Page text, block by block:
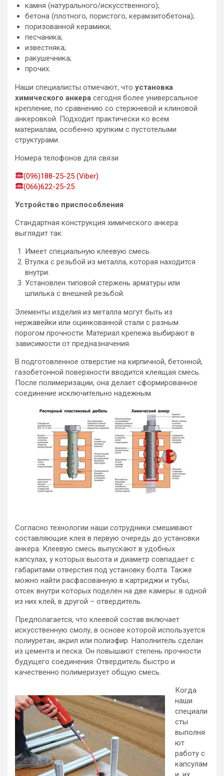
камня (натурального/искусственного);
бетона (плотного, пористого, керамзитобетона);
поризованной керамики;
песчаника;
известняка;
ракушечника;
прочих.
Наши специалисты отмечают, что установка
химического анкера сегодня более универсальное
крепление, по сравнению со стержневой и клиновой
анкеровкой. Подходит практически ко всем
материалам, особенно хрупким с пустотелыми
структурами.
Номера телофонов для связи
(096)188-25-25 (Viber)
(066)622-25-25
Устройство приспособления
Стандартная конструкция химического анкера
выглядит так:
Имеет специальную клеевую смесь.
Втулка с резьбой из металла, которая находится
внутри.
Установлен типовой стержень арматуры или
шпилька с внешней резьбой.
Элементы изделия из металла могут быть из
нержавейки или оцинкованной стали с разным
порогом прочности. Материал крепежа выбирают в
зависимости от предназначения.
В подготовленное отверстие на кирпичной, бетонной,
газобетонной поверхности вводится клеящая смесь.
После полимеризации, она делает сформированное
соединение исключительно надежным.
Согласно технологии наши сотрудники смешивают
составляющие клея в первую очередь до установки
анкера. Клеевую смесь выпускают в удобных
капсулах, у которых высота и диаметр совпадает с
габаритами отверстия под установку болта. Также
можно найти расфасованную в картриджи и тубы,
отсек внутри которых поделен на две камеры: в одной
из них клей, в другой – отвердитель.
Предполагается, что клеевой состав включает
искусственную смолу, в основе которой используется
полиуретан, акрил или полиэфир. Наполнитель сделан
из цемента и песка. Он повышают степень прочности
будущего соединения. Отвердитель быстро и
качественно полимеризует общую смесь.
Когда
наши
специали
сты
выполня
ют
работу с
капсулам